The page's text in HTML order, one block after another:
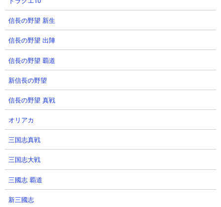
７．進撃のブラックホール極ムズ ニャンピュータ
ー完全放置攻略
【出撃メンバー】
信長の野望 新生
信長の野望 出陣
信長の野望 覇道
新信長の野望
信長の野望 真戦
オリアカ
三国志真戦
三国志大戦
三國志 覇道
新三國志